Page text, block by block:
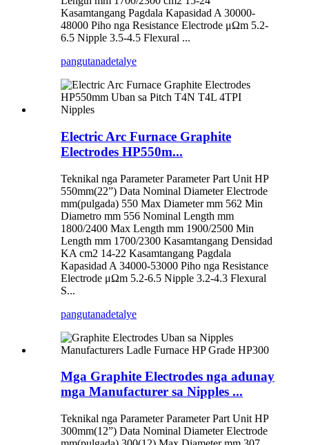
Kasamtangang Pagdala Kapasidad A 30000-
48000 Piho nga Resistance Electrode μΩm 5.2-
6.5 Nipple 3.5-4.5 Flexural ...
pangutanadetalye
Electric Arc Furnace Graphite
Electrodes HP550m...
Teknikal nga Parameter Parameter Part Unit HP
550mm(22”) Data Nominal Diameter Electrode
mm(pulgada) 550 Max Diameter mm 562 Min
Diametro mm 556 Nominal Length mm
1800/2400 Max Length mm 1900/2500 Min
Length mm 1700/2300 Kasamtangang Densidad
KA cm2 14-22 Kasamtangang Pagdala
Kapasidad A 34000-53000 Piho nga Resistance
Electrode μΩm 5.2-6.5 Nipple 3.2-4.3 Flexural
S...
pangutanadetalye
Mga Graphite Electrodes nga adunay
mga Manufacturer sa Nipples ...
Teknikal nga Parameter Parameter Part Unit HP
300mm(12”) Data Nominal Diameter Electrode